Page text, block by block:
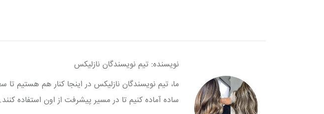
نویسنده: تیم نویسندگان نازلیکس
ما، تیم نویسندگان نازلیکس در اینجا کنار هم هستیم
ساده آماده کنیم تا در مسیر پیشرفت از اون استفاده کنند.